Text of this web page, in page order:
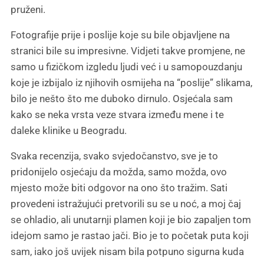
pruženi.
Fotografije prije i poslije koje su bile objavljene na
stranici bile su impresivne. Vidjeti takve promjene, ne
samo u fizičkom izgledu ljudi već i u samopouzdanju
koje je izbijalo iz njihovih osmijeha na “poslije” slikama,
bilo je nešto što me duboko dirnulo. Osjećala sam
kako se neka vrsta veze stvara između mene i te
daleke klinike u Beogradu.
Svaka recenzija, svako svjedočanstvo, sve je to
pridonijelo osjećaju da možda, samo možda, ovo
mjesto može biti odgovor na ono što tražim. Sati
provedeni istražujući pretvorili su se u noć, a moj čaj
se ohladio, ali unutarnji plamen koji je bio zapaljen tom
idejom samo je rastao jači. Bio je to početak puta koji
sam, iako još uvijek nisam bila potpuno sigurna kuda